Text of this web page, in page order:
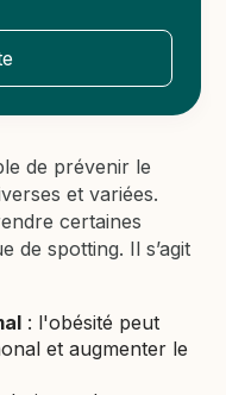
de prévenir le
et variées.
certaines
de spotting. Il s’agit
: l'obésité peut
et augmenter le